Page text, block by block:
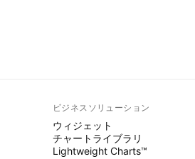
ビジネスソリューション
ウィジェット
チャートライブラリ
Lightweight Charts™